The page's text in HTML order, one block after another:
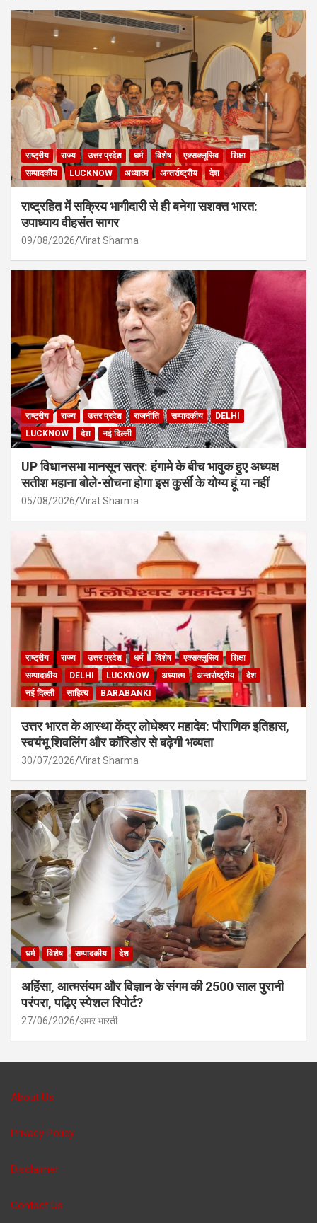
राष्ट्रीय राज्य उत्तर प्रदेश धर्म विशेष एक्सक्लूसिव
शिक्षा
सम्पादकीय
LUCKNOW अध्यात्म अन्तर्राष्ट्रीय देश
राष्ट्रहित में सक्रिय भागीदारी से ही बनेगा सशक्त भारत:
उपाध्याय वीहसंत सागर
09/08/2026 Virat Sharma
राष्ट्रीय राज्य उत्तर प्रदेश राजनीति सम्पादकीय
DELHI
LUCKNOW
देश नई दिल्ली
UP विधानसभा मानसून सत्र: हंगामे के बीच भावुक हुए अध्यक्ष
सतीश महाना बोले-सोचना होगा इस कुर्सी के योग्य हूं या नहीं
05/08/2026 Virat Sharma
राष्ट्रीय राज्य उत्तर प्रदेश धर्म विशेष एक्सक्लूसिव
शिक्षा
सम्पादकीय
DELHI LUCKNOW अध्यात्म अन्तर्राष्ट्रीय
देश
नई दिल्ली
साहित्य BARABANKI
उत्तर भारत के आस्था केंद्र लोधेश्वर महादेव: पौराणिक इतिहास,
स्वयंभू शिवलिंग और कॉरिडोर से बढ़ेगी भव्यता
30/07/2026 Virat Sharma
धर्म विशेष सम्पादकीय देश
अहिंसा, आत्मसंयम और विज्ञान के संगम की 2500 साल पुरानी
परंपरा, पढ़िए स्पेशल रिपोर्ट?
27/06/2026 अमर भारती
About Us
Privacy Policy
Disclaimer
Contact Us